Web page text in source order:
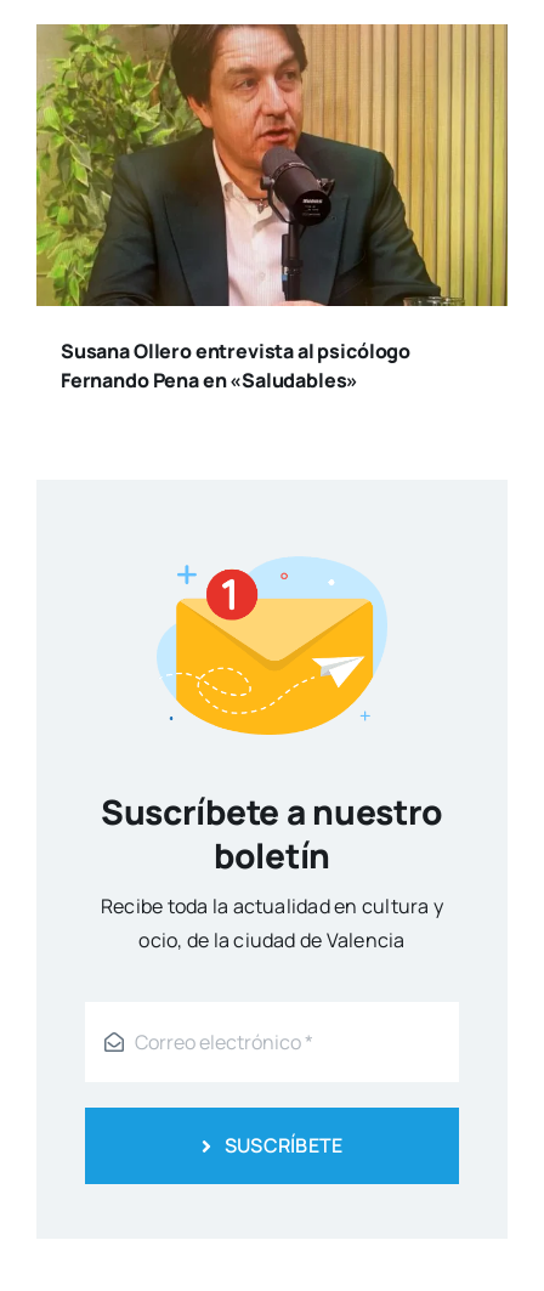
Susana Ollero entrevista al psicólogo
Fernando Pena en «Saludables»
Suscríbete a nuestro
boletín
Reci­be toda la actua­li­dad en cul­tu­ra y
ocio, de la ciu­dad de Valen­cia
SUSCRÍBETE